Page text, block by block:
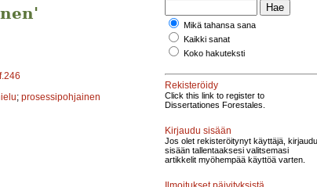
; prosessipohjainen
Mikä tahansa sana
Kaikki sanat
Koko hakuteksti
Rekisteröidy
Click this link to register to
Dissertationes Forestales.
Kirjaudu sisään
Jos olet rekisteröitynyt käyttäjä, kirjaudu
sisään tallentaaksesi valitsemasi
artikkelit myöhempää käyttöä varten.